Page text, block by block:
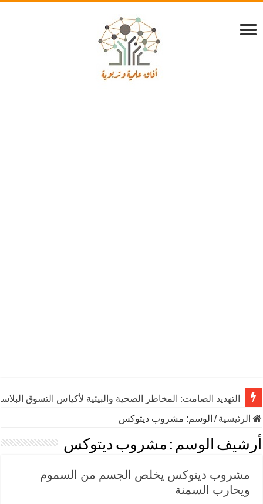
التهديد الصامت: المخاطر الصحية والبيئية لأكياس التسوق
الرئيسية/ الوسم: مشروب ديتوكس
أرشيف الوسم : مشروب ديتوكس
مشروب ديتوكس يخلص الجسم من السموم
ويحارب السمنة